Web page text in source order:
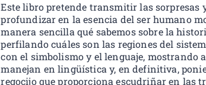
Este libro pretende transmitir las sorpresas
profundizar en la esencia del ser humano
manera sencilla qué sabemos sobre la
perfilando cuáles son las regiones del
con el simbolismo y el lenguaje, mostrando
manejan en lingüística y, en definitiva,
regocijo que proporciona escudriñar en las